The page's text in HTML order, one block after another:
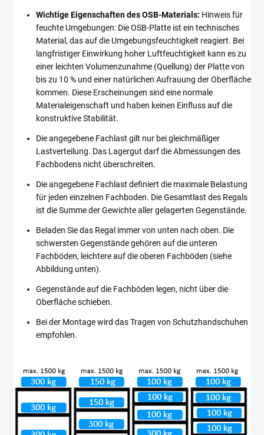
Wichtige Eigenschaften des OSB-Materials: Hinweis für
feuchte Umgebungen: Die OSB-Platte ist ein technisches
Material, das auf die Umgebungsfeuchtigkeit reagiert. Bei
langfristiger Einwirkung hoher Luftfeuchtigkeit kann es zu
einer leichten Volumenzunahme (Quellung) der Platte von
bis zu 10 % und einer natürlichen Aufrauung der Oberfläche
kommen. Diese Erscheinungen sind eine normale
Materialeigenschaft und haben keinen Einfluss auf die
konstruktive Stabilität.
Die angegebene Fachlast gilt nur bei gleichmäßiger
Lastverteilung. Das Lagergut darf die Abmessungen des
Fachbodens nicht überschreiten.
Die angegebene Fachlast definiert die maximale Belastung
für jeden einzelnen Fachboden. Die Gesamtlast des Regals
ist die Summe der Gewichte aller gelagerten Gegenstände.
Beladen Sie das Regal immer von unten nach oben. Die
schwersten Gegenstände gehören auf die unteren
Fachböden, leichtere auf die oberen Fachböden (siehe
Abbildung unten).
Gegenstände auf die Fachböden legen, nicht über die
Oberfläche schieben.
Bei der Montage wird das Tragen von Schutzhandschuhen
empfohlen.